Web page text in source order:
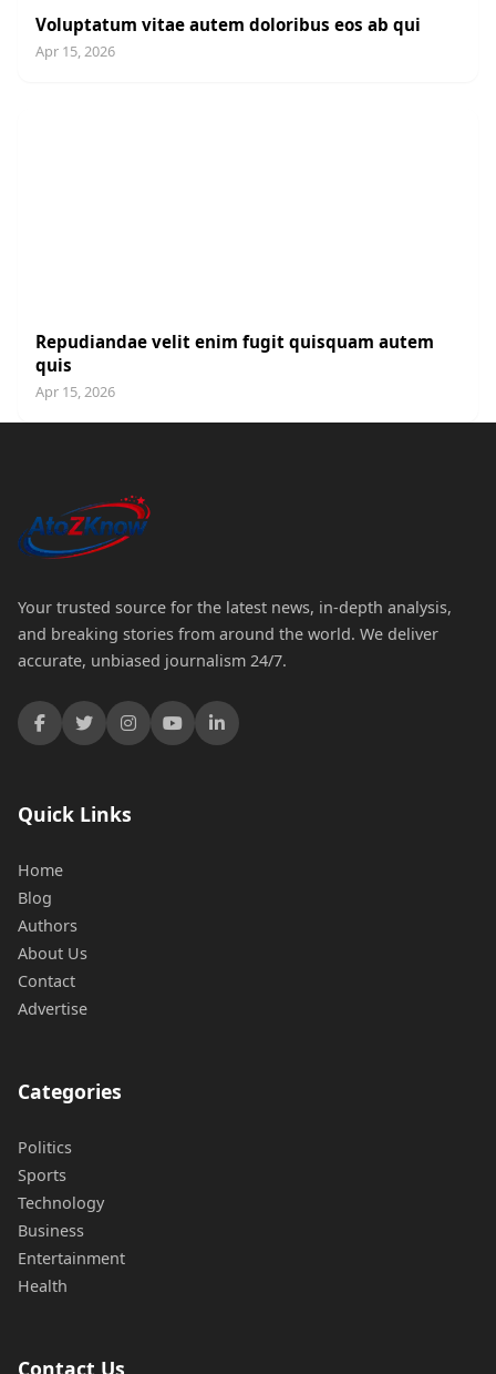
Voluptatum vitae autem doloribus eos ab qui
Apr 15, 2026
Repudiandae velit enim fugit quisquam autem
quis
Apr 15, 2026
Your trusted source for the latest news, in-depth analysis,
and breaking stories from around the world. We deliver
accurate, unbiased journalism 24/7.
Quick Links
Home
Blog
Authors
About Us
Contact
Advertise
Categories
Politics
Sports
Technology
Business
Entertainment
Health